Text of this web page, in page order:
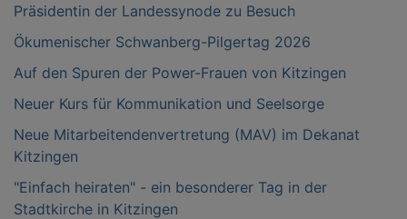
Präsidentin der Landessynode zu Besuch
Ökumenischer Schwanberg-Pilgertag 2026
Auf den Spuren der Power-Frauen von Kitzingen
Neuer Kurs für Kommunikation und Seelsorge
Neue Mitarbeitendenvertretung (MAV) im Dekanat
Kitzingen
"Einfach heiraten" - ein besonderer Tag in der
Stadtkirche in Kitzingen